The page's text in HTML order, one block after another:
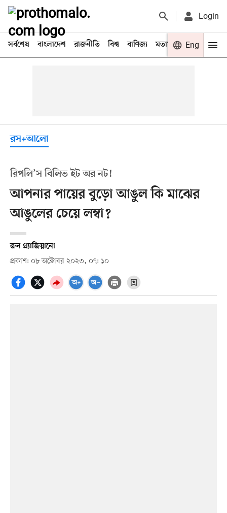
Login
সর্বশেষ বাংলাদেশ রাজনীতি বিশ্ব বাণিজ্য মতামত খেলা
Eng
রস+আলো
রিপলি’স বিলিভ ইট অর নট!
আপনার পায়ের বুড়ো আঙুল কি মাঝের
আঙুলের চেয়ে লম্বা?
জন গ্র্যাজিয়ানো
প্রকাশ: ০৮ অক্টোবর ২০২৩, ০৭: ১০